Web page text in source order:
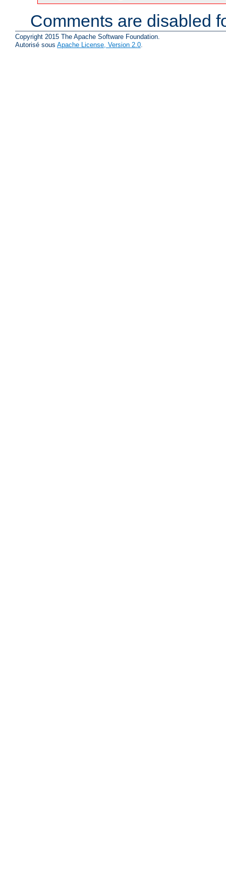
Comments are disabled
Copyright 2015 The Apache Software Foundation.
Autorisé sous Apache License, Version 2.0